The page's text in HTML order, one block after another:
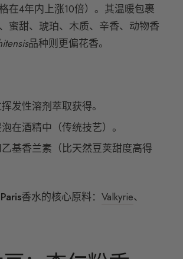
在4年内上涨10倍）。其温暖包裹
蜜甜、琥珀、木质、辛香、动物香
品种则更偏花香。
发性溶剂萃取获得。
在酒精中（传统技艺）。
基香兰素（比天然豆荚甜度高得
香水的核心原料： Valkyrie、